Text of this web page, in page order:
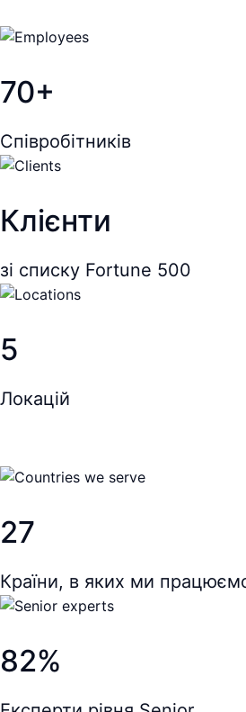
70+
Співробітників
Клієнти
зі списку Fortune 500
5
Локацій
27
Країни, в яких ми
82%